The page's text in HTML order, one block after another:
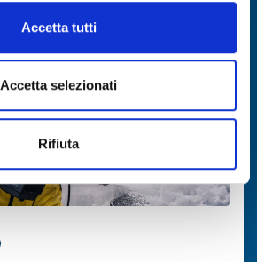
Accetta tutti
Accetta selezionati
Rifiuta